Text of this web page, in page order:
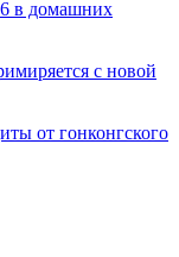
в домашних
с новой
от гонконгского